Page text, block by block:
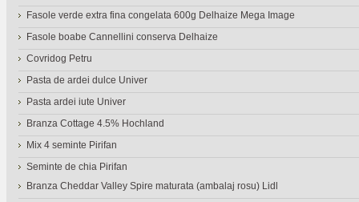
Fasole verde extra fina congelata 600g Delhaize Mega Image
Fasole boabe Cannellini conserva Delhaize
Covridog Petru
Pasta de ardei dulce Univer
Pasta ardei iute Univer
Branza Cottage 4.5% Hochland
Mix 4 seminte Pirifan
Seminte de chia Pirifan
Branza Cheddar Valley Spire maturata (ambalaj rosu) Lidl